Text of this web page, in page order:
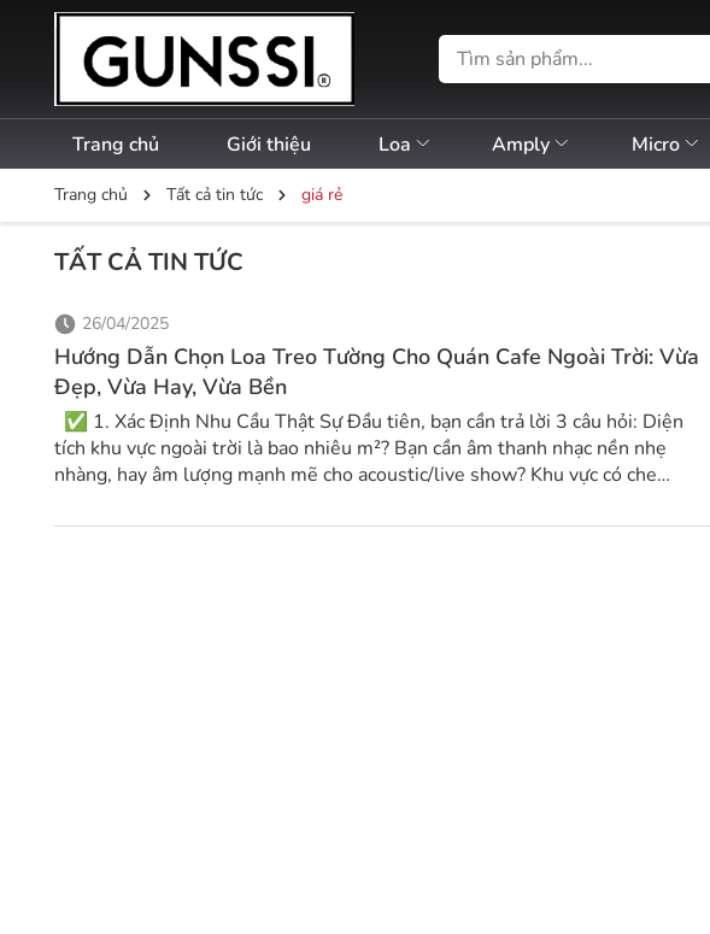
Trang chủ Giới thiệu Loa Amply Micro
Trang chủ Tất cả tin tức giá rẻ
TẤT CẢ TIN TỨC
26/04/2025
Hướng Dẫn Chọn Loa Treo Tường Cho Quán Cafe Ngoài Trời: Vừa
Đẹp, Vừa Hay, Vừa Bền
tích khu vực ngoài trời là bao nhiêu m²? Bạn cần âm thanh nhạc nền nhẹ
nhàng, hay âm lượng mạnh mẽ cho acoustic/live show? Khu vực có che
loại loa – tránh mua sai dẫn đến “chơi không tới” hoặc “quá tải không cần